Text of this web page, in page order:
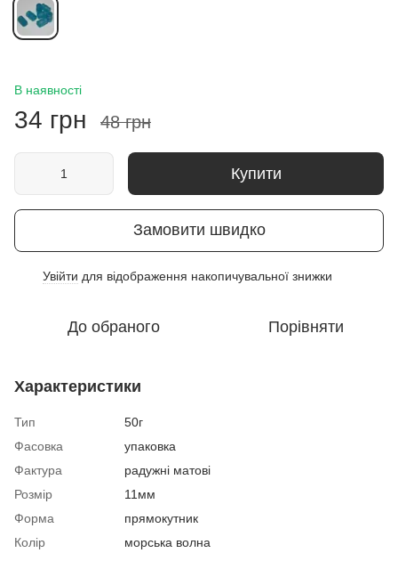
В наявності
34 грн 48 грн
Купити
Замовити швидко
Увійти для відображення накопичувальної знижки
До обраного Порівняти
Характеристики
Тип
50г
Фасовка
упаковка
Фактура
радужні матові
Розмір
11мм
Форма
прямокутник
Колір
морська волна